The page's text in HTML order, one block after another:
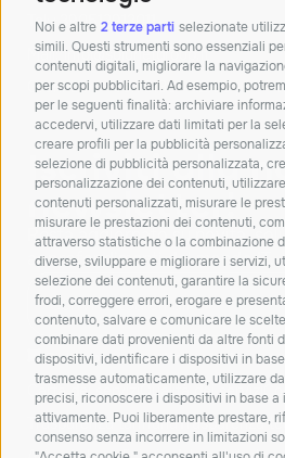
Noi e altre 2 terze parti selezionate
simili. Questi strumenti sono essenziali
contenuti digitali, migliorare la
per scopi pubblicitari. Ad esempio,
per le seguenti finalità: archiviare
accedervi, utilizzare dati limitati per la
creare profili per la pubblicità
selezione di pubblicità personalizzata,
personalizzazione dei contenuti,
contenuti personalizzati, misurare le
misurare le prestazioni dei contenuti,
attraverso statistiche o la combinazione
diverse, sviluppare e migliorare i servizi,
selezione dei contenuti, garantire la
frodi, correggere errori, erogare e
contenuto, salvare e comunicare le
combinare dati provenienti da altre fonti
dispositivi, identificare i dispositivi in
trasmesse automaticamente, utilizzare
precisi, riconoscere i dispositivi in base
attivamente. Puoi liberamente prestare,
consenso senza incorrere in limitazioni
Tel:+390512913011
Mail:info@solunetgroup.it
Orari: Lun – Ven 8.30 – 12.30 | 14 –
Iscriviti alla
newsletter!
Resta aggiornato su novità,
approfondimenti dal mondo IT.
Dichiaro di aver letto e accetto la
Carta dei serviziQualità dei servizi
Trasparenza tariffariaTrasparenza